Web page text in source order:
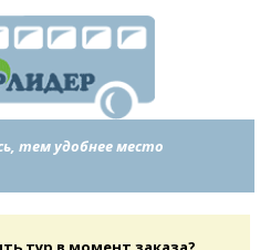
тем удобнее место